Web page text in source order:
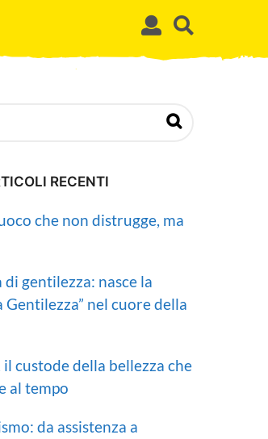
RECENTI
che non distrugge, ma
gentilezza: nasce la
Gentilezza” nel cuore della
custode della bellezza che
al tempo
da assistenza a